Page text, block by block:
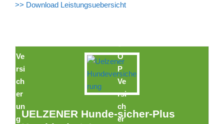
>> Download Leistungsuebersicht
UELZENER Hunde-sicher-Plus